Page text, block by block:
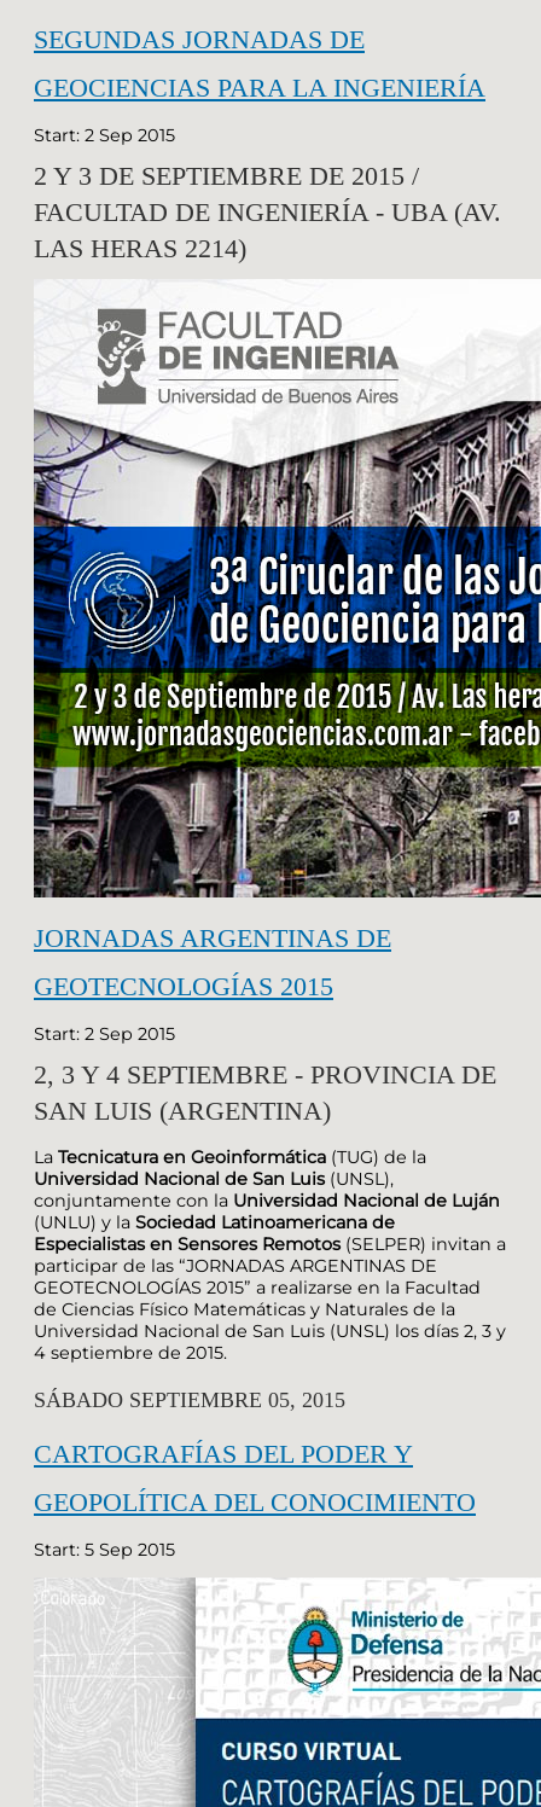
SEGUNDAS JORNADAS DE
GEOCIENCIAS PARA LA INGENIERÍA
Start: 2 Sep 2015
2 Y 3 DE SEPTIEMBRE DE 2015 /
FACULTAD DE INGENIERÍA - UBA (AV.
LAS HERAS 2214)
JORNADAS ARGENTINAS DE
GEOTECNOLOGÍAS 2015
Start: 2 Sep 2015
2, 3 Y 4 SEPTIEMBRE - PROVINCIA DE
SAN LUIS (ARGENTINA)
La Tecnicatura en Geoinformática (TUG) de la
Universidad Nacional de San Luis (UNSL),
conjuntamente con la Universidad Nacional de Luján
(UNLU) y la Sociedad Latinoamericana de
Especialistas en Sensores Remotos (SELPER) invitan a
participar de las “JORNADAS ARGENTINAS DE
GEOTECNOLOGÍAS 2015” a realizarse en la Facultad
de Ciencias Físico Matemáticas y Naturales de la
Universidad Nacional de San Luis (UNSL) los días 2, 3 y
4 septiembre de 2015.
SÁBADO SEPTIEMBRE 05, 2015
CARTOGRAFÍAS DEL PODER Y
GEOPOLÍTICA DEL CONOCIMIENTO
Start: 5 Sep 2015